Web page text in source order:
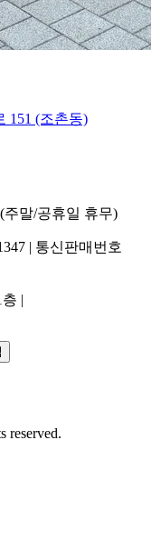
151 (조촌동)
(주말/공휴일 휴무)
| 통신판매번호
|
reserved.